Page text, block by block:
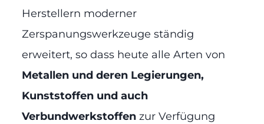
Herstellern moderner
Zerspanungswerkzeuge ständig
erweitert, so dass heute alle Arten von
Metallen und deren Legierungen,
Kunststoffen und auch
Verbundwerkstoffen zur Verfügung